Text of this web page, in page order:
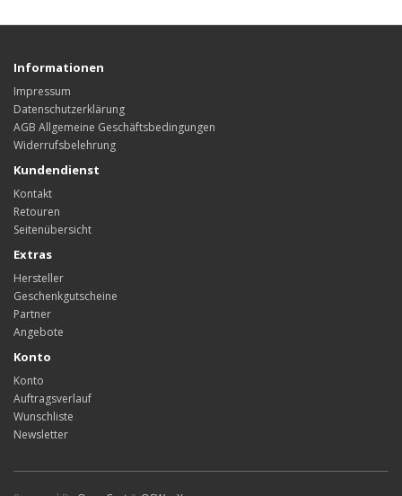
Informationen
Impressum
Datenschutzerklärung
AGB Allgemeine Geschäftsbedingungen
Widerrufsbelehrung
Kundendienst
Kontakt
Retouren
Seitenübersicht
Extras
Hersteller
Geschenkgutscheine
Partner
Angebote
Konto
Konto
Auftragsverlauf
Wunschliste
Newsletter